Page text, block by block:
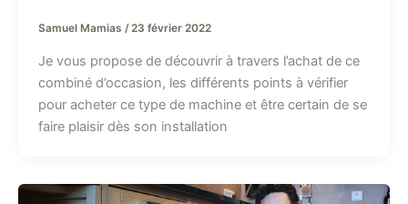
Samuel Mamias /23 février 2022
Je vous propose de découvrir à travers l’achat de ce
combiné d’occasion, les différents points à vérifier
pour acheter ce type de machine et être certain de se
faire plaisir dès son installation